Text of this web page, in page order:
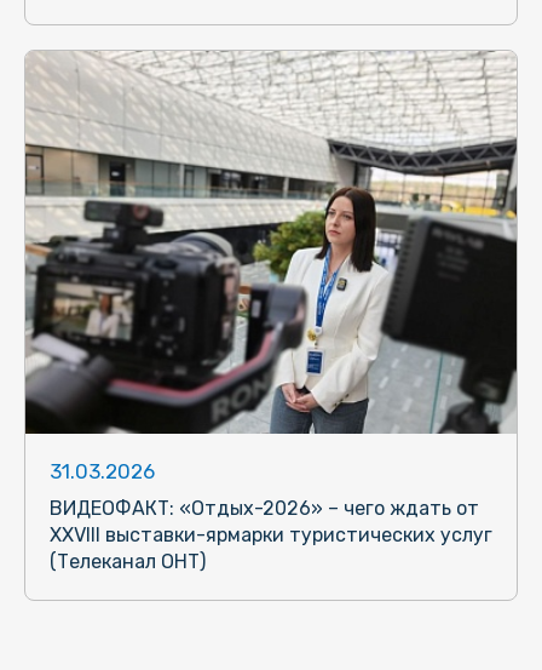
31.03.2026
ВИДЕОФАКТ: «Отдых-2026» – чего ждать от
ХХVIII выставки-ярмарки туристических услуг
(Телеканал ОНТ)